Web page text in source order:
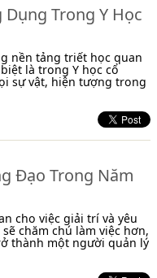
Trong Y Học
nền tảng triết học quan
là trong Y học cổ
sự vật, hiện tượng trong
Đạo Trong Năm
cho việc giải trí và yêu
chăm chú làm việc hơn,
thành một người quản lý